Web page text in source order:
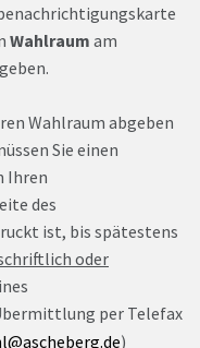
Wahlraum am
Wahlraum abgeben
Sie einen
Ihren
des
ist, bis spätestens
oder
per Telefax
)